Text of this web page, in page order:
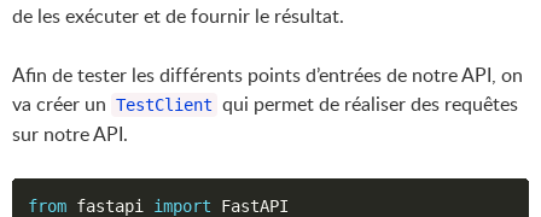
de les exécuter et de fournir le résultat.
Afin de tester les différents points d’entrées de notre API, on
va créer un TestClient qui permet de réaliser des requêtes
sur notre API.
from fastapi import